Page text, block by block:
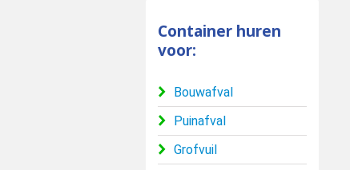
Container huren
voor:
Bouwafval
Puinafval
Grofvuil